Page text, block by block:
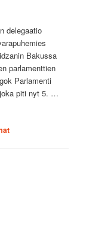
delegaatio
Bakussa
parlamenttien
Parlamenti
piti nyt 5. …